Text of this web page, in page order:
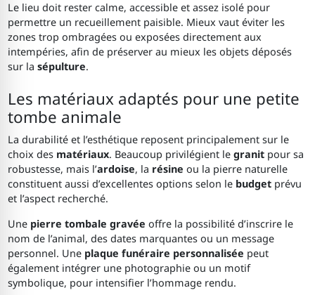
Le lieu doit rester calme, accessible et assez isolé pour
permettre un recueillement paisible. Mieux vaut éviter les
zones trop ombragées ou exposées directement aux
intempéries, afin de préserver au mieux les objets déposés
sur lasépulture.
Les matériaux adaptés pour une petite
tombe animale
La durabilité et l’esthétique reposent principalement sur le
choix des matériaux. Beaucoup privilégient legranit pour sa
robustesse, mais l’ardoise, la résine ou la pierre naturelle
constituent aussi d’excellentes options selon le budget prévu
et l’aspect recherché.
Une pierre tombale gravée offre la possibilité d’inscrire le
nom de l’animal, des dates marquantes ou un message
personnel. Une plaque funéraire personnalisée peut
également intégrer une photographie ou un motif
symbolique, pour intensifier l’hommage rendu.